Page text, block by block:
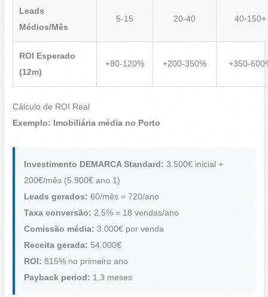
Leads
Médios/Mês
5-15 20-40 40-150+
ROI Esperado
(12m)
+80-120% +200-350% +350-
Cálculo de ROI Real
Exemplo: Imobiliária média no Porto
Investimento DEMARCA Standard: 3.500€ inicial +
200€/mês (5.900€ ano 1)
Leads gerados: 60/mês = 720/ano
Taxa conversão: 2,5% = 18 vendas/ano
Comissão média: 3.000€ por venda
Receita gerada: 54.000€
ROI: 815% no primeiro ano
Payback period: 1,3 meses